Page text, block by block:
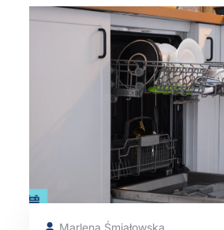
Marlena Śmiałowska